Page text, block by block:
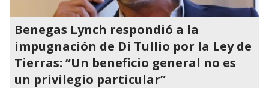
Benegas Lynch respondió a la
impugnación de Di Tullio por la Ley de
Tierras: “Un beneficio general no es
un privilegio particular”